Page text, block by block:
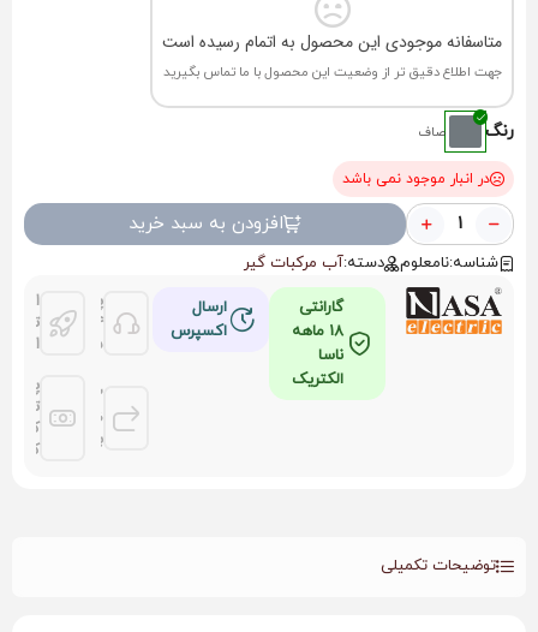
متاسفانه موجودی این محصول به اتمام رسیده است
جهت اطلاع دقیق تر از وضعیت این محصول با ما تماس بگیرید
رنگ صاف
در انبار موجود نمی باشد
افزودن به سبد خرید
شناسه:نامعلوم دسته:آب مرکبات گیر
گارانتی
18 ماهه
ناسا
الکتریک
ارسال
اکسپرس
پشتیانی
24
ساعته
امکان
ضمانت
بازگشت
توسط
کلیه
کارتها
توضیحات تکمیلی